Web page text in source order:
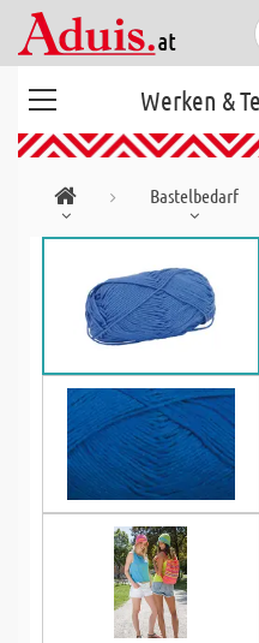
Werken &
Bastelbedarf